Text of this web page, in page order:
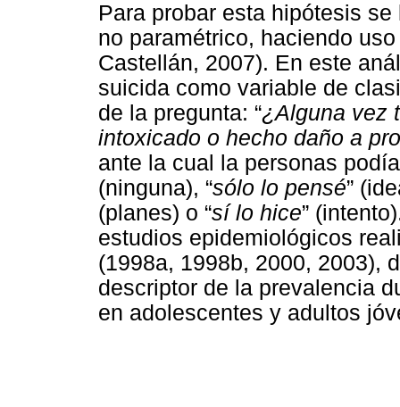
Para probar esta hipótesis
no paramétrico, haciendo
Castellán, 2007). En este
suicida como variable de
de la pregunta: “¿Alguna vez
intoxicado o hecho daño a
ante la cual la personas
(ninguna), “sólo lo pensé”
(planes) o “sí lo hice”
estudios epidemiológicos
(1998a, 1998b, 2000, 2003),
descriptor de la prevalencia
en adolescentes y adultos